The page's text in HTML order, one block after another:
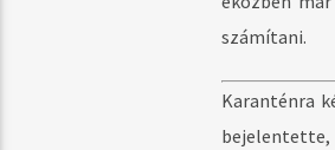
számítani.
Karanténra